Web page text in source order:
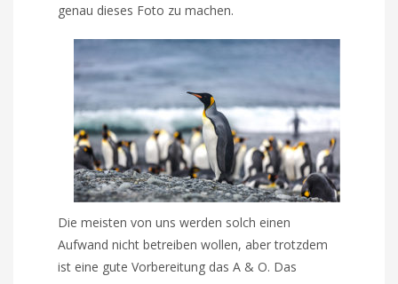
genau dieses Foto zu machen.
Die meisten von uns werden solch einen
Aufwand nicht betreiben wollen, aber trotzdem
ist eine gute Vorbereitung das A & O. Das